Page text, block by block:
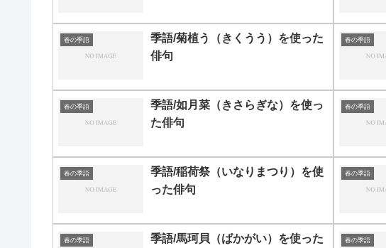
春の季語
季語/菊植う（きくうう）を使った
俳句
春の季語
春の季語
季語/如月菜（きさらぎな）を使っ
た俳句
春の季語
春の季語
季語/稲荷祭（いなりまつり）を使
った俳句
春の季語
春の季語
季語/馬珂貝（ばかがい）を使った
春の季語